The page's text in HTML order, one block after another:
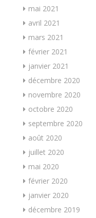
mai 2021
avril 2021
mars 2021
février 2021
janvier 2021
décembre 2020
novembre 2020
octobre 2020
septembre 2020
août 2020
juillet 2020
mai 2020
février 2020
janvier 2020
décembre 2019